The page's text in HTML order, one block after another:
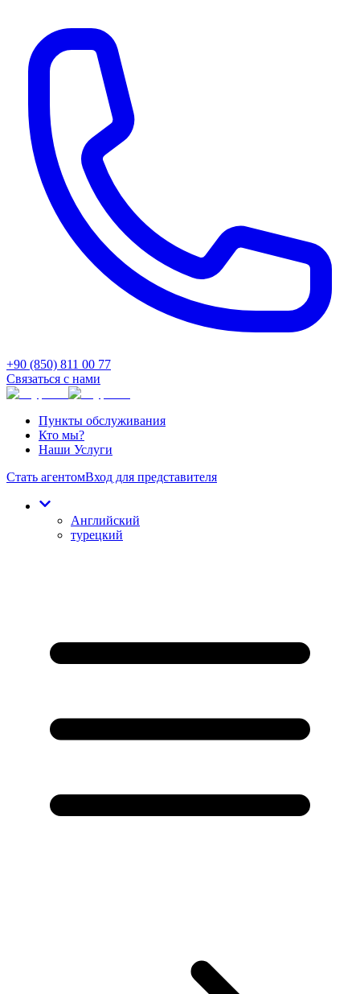
+90 (850) 811 00 77
Связаться с нами
Пункты обслуживания
Кто мы?
Наши Услуги
Стать агентомВход для представителя
Английский
турецкий